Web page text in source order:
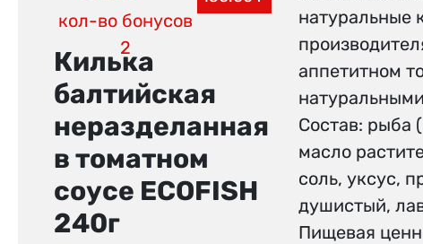
кол-во бонусов
2
Килька
балтийская
неразделанная
в томатном
соусе ECOFISH
240г
натуральные
аппетитном
Состав: рыба
масло
соль, уксус,
душистый,
Пищевая